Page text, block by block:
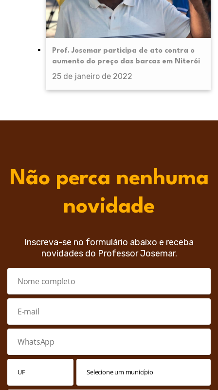
Prof. Josemar participa de ato contra o
aumento do preço das barcas em Niterói
25 de janeiro de 2022
Não perca nenhuma
novidade
Inscreva-se no formulário abaixo e receba
novidades do Professor Josemar.